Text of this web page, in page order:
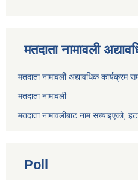
मतदाता नामावली
मतदाता नामावली अद्यावधिक कार्यक्रम
मतदाता नामावली
मतदाता नामावलीबाट नाम सच्याइएको,
Poll